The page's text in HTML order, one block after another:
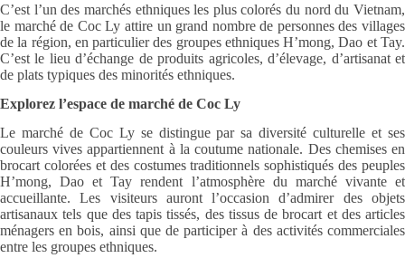
C’est l’un des marchés ethniques les plus colorés du nord du Vietnam,
le marché de Coc Ly attire un grand nombre de personnes des villages
de la région, en particulier des groupes ethniques H’mong, Dao et Tay.
C’est le lieu d’échange de produits agricoles, d’élevage, d’artisanat et
de plats typiques des minorités ethniques.
Explorez l’espace de marché de Coc Ly
Le marché de Coc Ly se distingue par sa diversité culturelle et ses
couleurs vives appartiennent à la coutume nationale. Des chemises en
brocart colorées et des costumes traditionnels sophistiqués des peuples
H’mong, Dao et Tay rendent l’atmosphère du marché vivante et
accueillante. Les visiteurs auront l’occasion d’admirer des objets
artisanaux tels que des tapis tissés, des tissus de brocart et des articles
ménagers en bois, ainsi que de participer à des activités commerciales
entre les groupes ethniques.